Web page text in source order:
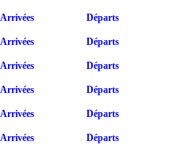
Arrivées Départs
Arrivées Départs
Arrivées Départs
Arrivées Départs
Arrivées Départs
Arrivées Départs